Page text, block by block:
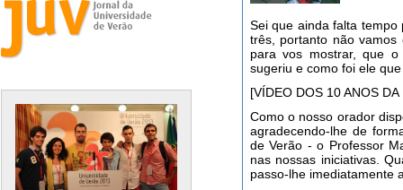
Sei que ainda falta
três, portanto não
para vos mostrar, que
sugeriu e como foi ele
[VÍDEO DOS 10 ANOS DA
Como o nosso orador
agradecendo-lhe de
de Verão - o Professor
nas nossas iniciativas.
passo-lhe imediatamente